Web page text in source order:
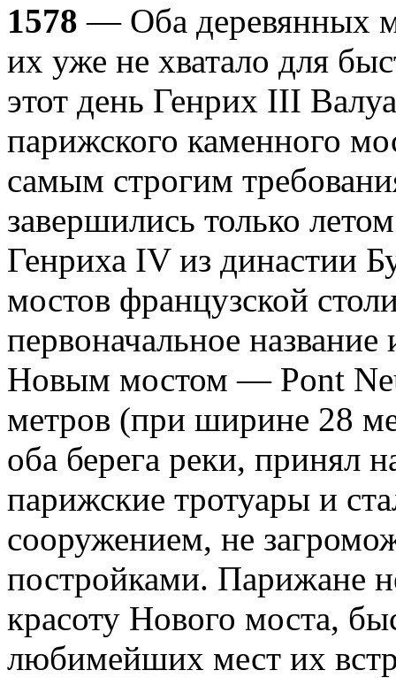
1578 — Оба деревянных
их уже не хватало для
этот день Генрих III
парижского каменного
самым строгим
завершились только
Генриха IV из династии
мостов французской
первоначальное
Новым мостом — Pont
метров (при ширине 28
оба берега реки, принял
парижские тротуары и
сооружением, не
постройками. Парижане
красоту Нового моста,
любимейших мест их